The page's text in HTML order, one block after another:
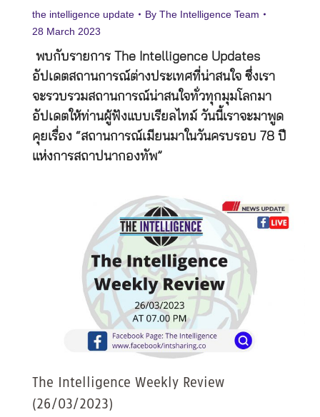
the intelligence update By The Intelligence Team
28 March 2023
พบกับรายการ The Intelligence Updates
อัปเดตสถานการณ์ต่างประเทศที่น่าสนใจ ซึ่งเรา
จะรวบรวมสถานการณ์น่าสนใจทั่วทุกมุมโลกมา
อัปเดตให้ท่านผู้ฟังแบบเรียลไทม์ วันนี้เราจะมาพูด
คุยเรื่อง “สถานการณ์เมียนมาในวันครบรอบ 78 ปี
แห่งการสถาปนากองทัพ”
The Intelligence Weekly Review
(26/03/2023)